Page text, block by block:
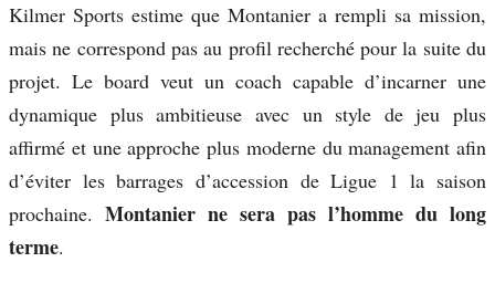
Kilmer Sports estime que Montanier a rempli sa mission,
mais ne correspond pas au profil recherché pour la suite du
projet. Le board veut un coach capable d’incarner une
dynamique plus ambitieuse avec un style de jeu plus
affirmé et une approche plus moderne du management afin
d’éviter les barrages d’accession de Ligue 1 la saison
prochaine. Montanier ne sera pas l’homme du long
terme.